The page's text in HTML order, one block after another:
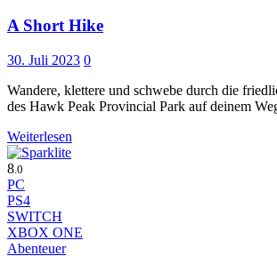
A Short Hike
30. Juli 2023 0
Wandere, klettere und schwebe durch die
des Hawk Peak Provincial Park auf deinem
Weiterlesen
8.0
PC
PS4
SWITCH
XBOX ONE
Abenteuer